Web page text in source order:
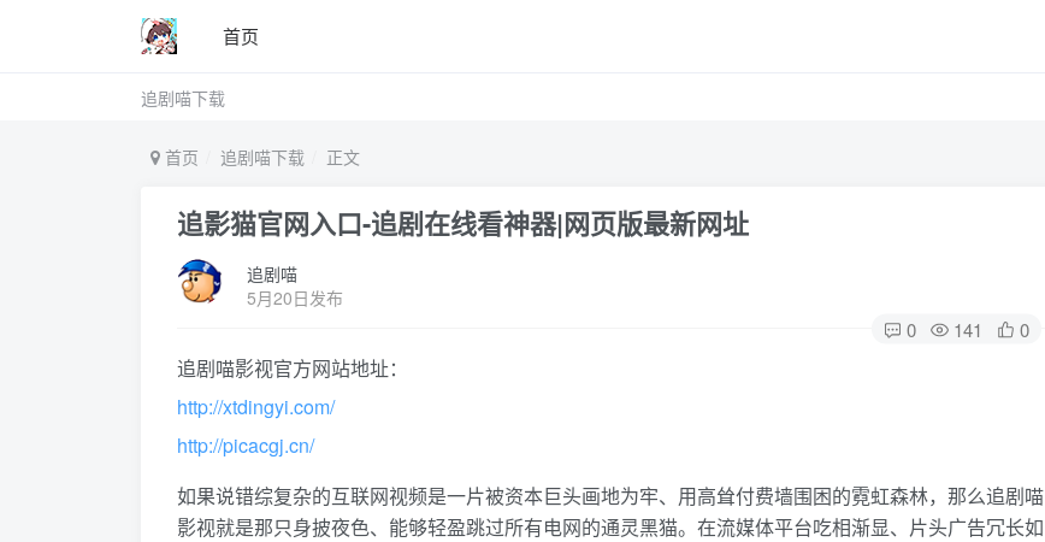
首页
追剧喵下载
首页 追剧喵下载 正文
追影猫官网入口-追剧在线看神器|网页版最新网址
追剧喵
5月20日发布
0 141 0
追剧喵影视官方网站地址：
http://xtdingyi.com/
http://picacgj.cn/
如果说错综复杂的互联网视频是一片被资本巨头画地为牢、用高耸付费墙围困的霓虹森林，那么追剧喵
影视就是那只身披夜色、能够轻盈跳过所有电网的通灵黑猫。在流媒体平台吃相渐显、片头广告冗长如